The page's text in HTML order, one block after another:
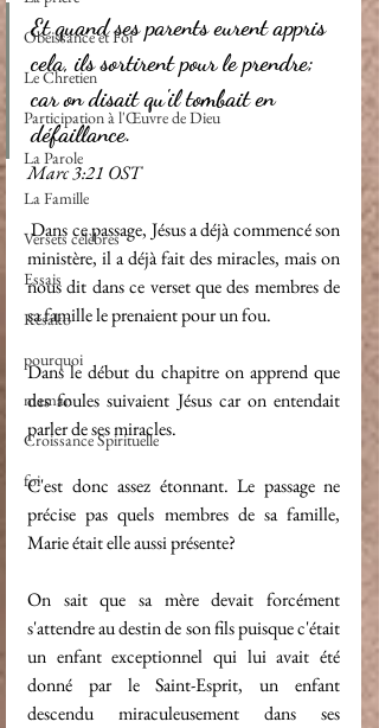
Obéissance et Foi
Le Chretien
Participation à l'Œuvre de Dieu
La Parole
La Famille
Versets célèbres
Essais
Késako
pourquoi
maman
Croissance Spirituelle
foi
Et quand ses parents eurent appris
cela, ils sortirent pour le prendre;
car on disait qu'il tombait en
défaillance.
Marc 3:21 OST
Dans ce passage, Jésus a déjà commencé son
ministère, il a déjà fait des miracles, mais on
nous dit dans ce verset que des membres de
sa famille le prenaient pour un fou.
Dans le début du chapitre on apprend que
des foules suivaient Jésus car on entendait
parler de ses miracles.
C'est donc assez étonnant. Le passage ne
précise pas quels membres de sa famille,
Marie était elle aussi présente?
On sait que sa mère devait forcément
s'attendre au destin de son fils puisque c'était
un enfant exceptionnel qui lui avait été
donné par le Saint-Esprit, un enfant
descendu miraculeusement dans ses